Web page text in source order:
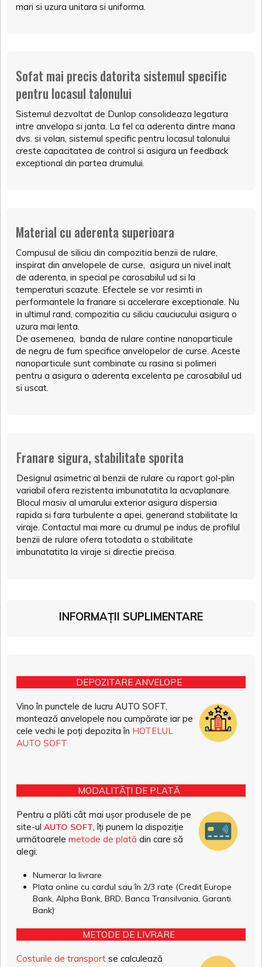
mari si uzura unitara si uniforma.
Sofat mai precis datorita sistemul specific
pentru locasul talonului
Sistemul dezvoltat de Dunlop consolideaza legatura
intre anvelopa si janta. La fel ca aderenta dintre mana
dvs. si volan, sistemul specific pentru locasul talonului
creste capacitatea de control si asigura un feedback
exceptional din partea drumului.
Material cu aderenta superioara
Compusul de siliciu din compozitia benzii de rulare,
inspirat din anvelopele de curse, asigura un nivel inalt
de aderenta, in special pe carosabilul ud si la
temperaturi scazute. Efectele se vor resimti in
performantele la franare si accelerare exceptionale. Nu
in ultimul rand, compozitia cu siliciu cauciucului asigura o
uzura mai lenta.
De asemenea, banda de rulare contine nanoparticule
de negru de fum specifice anvelopelor de curse. Aceste
nanoparticule sunt combinate cu rasina si polimeri
pentru a asigura o aderenta excelenta pe carosabilul ud
si uscat.
Franare sigura, stabilitate sporita
Designul asimetric al benzii de rulare cu raport gol-plin
variabil ofera rezistenta imbunatatita la acvaplanare.
Blocul masiv al umarului exterior asigura dispersia
rapida si fara turbulente a apei, generand stabilitate la
viraje. Contactul mai mare cu drumul pe indus de profilul
benzii de rulare ofera totodata o stabilitate
imbunatatita la viraje si directie precisa.
INFORMAȚII SUPLIMENTARE
DEPOZITARE ANVELOPE
Vino în punctele de lucru AUTO SOFT,
montează anvelopele nou cumpărate iar pe
cele vechi le poți depozita în HOTELUL
AUTO SOFT
MODALITĂȚI DE PLATĂ
Pentru a plăti cât mai ușor produsele de pe
site-ul AUTO SOFT, îți punem la dispoziție
următoarele metode de plată din care să
alegi:
Numerar la livrare
Plata online cu cardul sau în 2/3 rate (Credit Europe
Bank, Alpha Bank, BRD, Banca Transilvania, Garanti
Bank)
METODE DE LIVRARE
Costurile de transport se calculează